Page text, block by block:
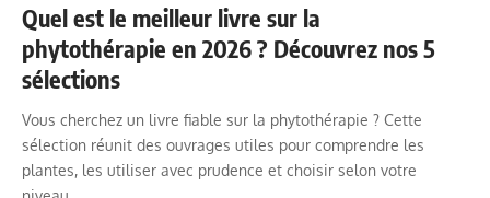
Quel est le meilleur livre sur la
phytothérapie en 2026 ? Découvrez nos 5
sélections
Vous cherchez un livre fiable sur la phytothérapie ? Cette
sélection réunit des ouvrages utiles pour comprendre les
plantes, les utiliser avec prudence et choisir selon votre